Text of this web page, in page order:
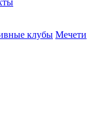
клубы Мечети